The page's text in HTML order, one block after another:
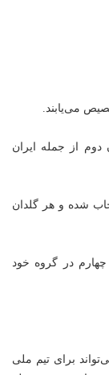
دوم از جمله ایران
شده و هر گلدان
در گروه خود
برای تیم ملی